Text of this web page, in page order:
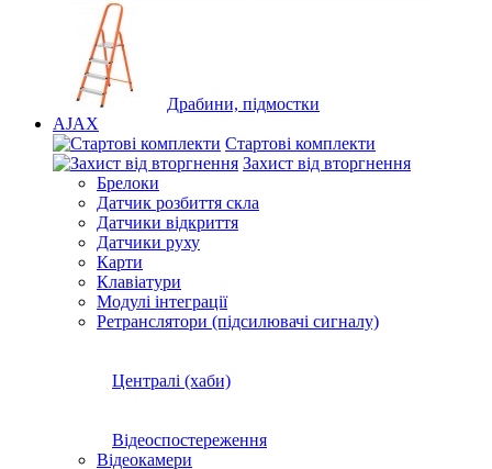
Драбини, підмостки
AJAX
Стартові комплекти
Захист від вторгнення
Брелоки
Датчик розбиття скла
Датчики відкриття
Датчики руху
Карти
Клавіатури
Модулі інтеграції
Ретранслятори (підсилювачі сигналу)
Централі (хаби)
Відеореєстратори